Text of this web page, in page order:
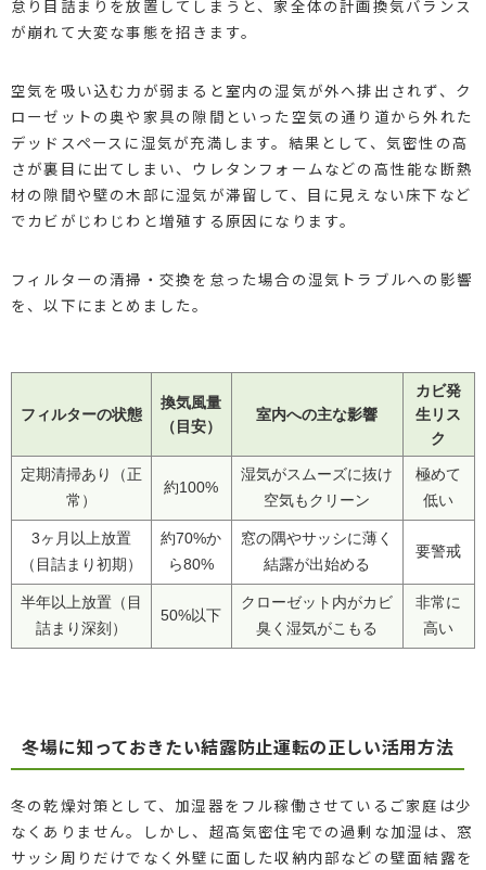
怠り目詰まりを放置してしまうと、家全体の計画換気バランス
が崩れて大変な事態を招きます。
空気を吸い込む力が弱まると室内の湿気が外へ排出されず、ク
ローゼットの奥や家具の隙間といった空気の通り道から外れた
デッドスペースに湿気が充満します。結果として、気密性の高
さが裏目に出てしまい、ウレタンフォームなどの高性能な断熱
材の隙間や壁の木部に湿気が滞留して、目に見えない床下など
でカビがじわじわと増殖する原因になります。
フィルターの清掃・交換を怠った場合の湿気トラブルへの影響
を、以下にまとめました。
フィルターの状態
換気風量
（目安）
室内への主な影響
カビ発
生リス
ク
定期清掃あり（正
常）
約100%
湿気がスムーズに抜け
空気もクリーン
極めて
低い
3ヶ月以上放置
（目詰まり初期）
約70%か
ら80%
窓の隅やサッシに薄く
結露が出始める
要警戒
半年以上放置（目
詰まり深刻）
50%以下
クローゼット内がカビ
臭く湿気がこもる
非常に
高い
冬場に知っておきたい結露防止運転の正しい活用方法
冬の乾燥対策として、加湿器をフル稼働させているご家庭は少
なくありません。しかし、超高気密住宅での過剰な加湿は、窓
サッシ周りだけでなく外壁に面した収納内部などの壁面結露を